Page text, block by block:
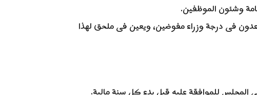
وشئون الموظفين.
فى درجة وزراء مفوضين، ويعين فى ملحق لهذا